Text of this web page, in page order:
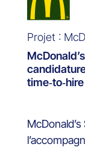
Projet :
time‑to‑hire